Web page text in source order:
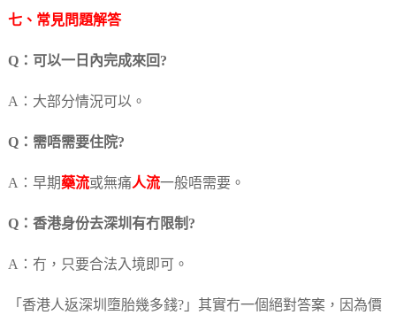
七、常見問題解答
Q：可以一日內完成來回?
A：大部分情況可以。
Q：需唔需要住院?
A：早期藥流或無痛人流一般唔需要。
Q：香港身份去深圳有冇限制?
A：冇，只要合法入境即可。
「香港人返深圳墮胎幾多錢?」其實冇一個絕對答案，因為價